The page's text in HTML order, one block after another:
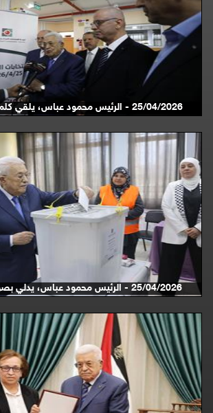
25/04/2026 - الرئيس محمود عباس، يلقي كلمته عقب الادلا ...
25/04/2026 - الرئيس محمود عباس، يدلي بصوته في انتخابا ...